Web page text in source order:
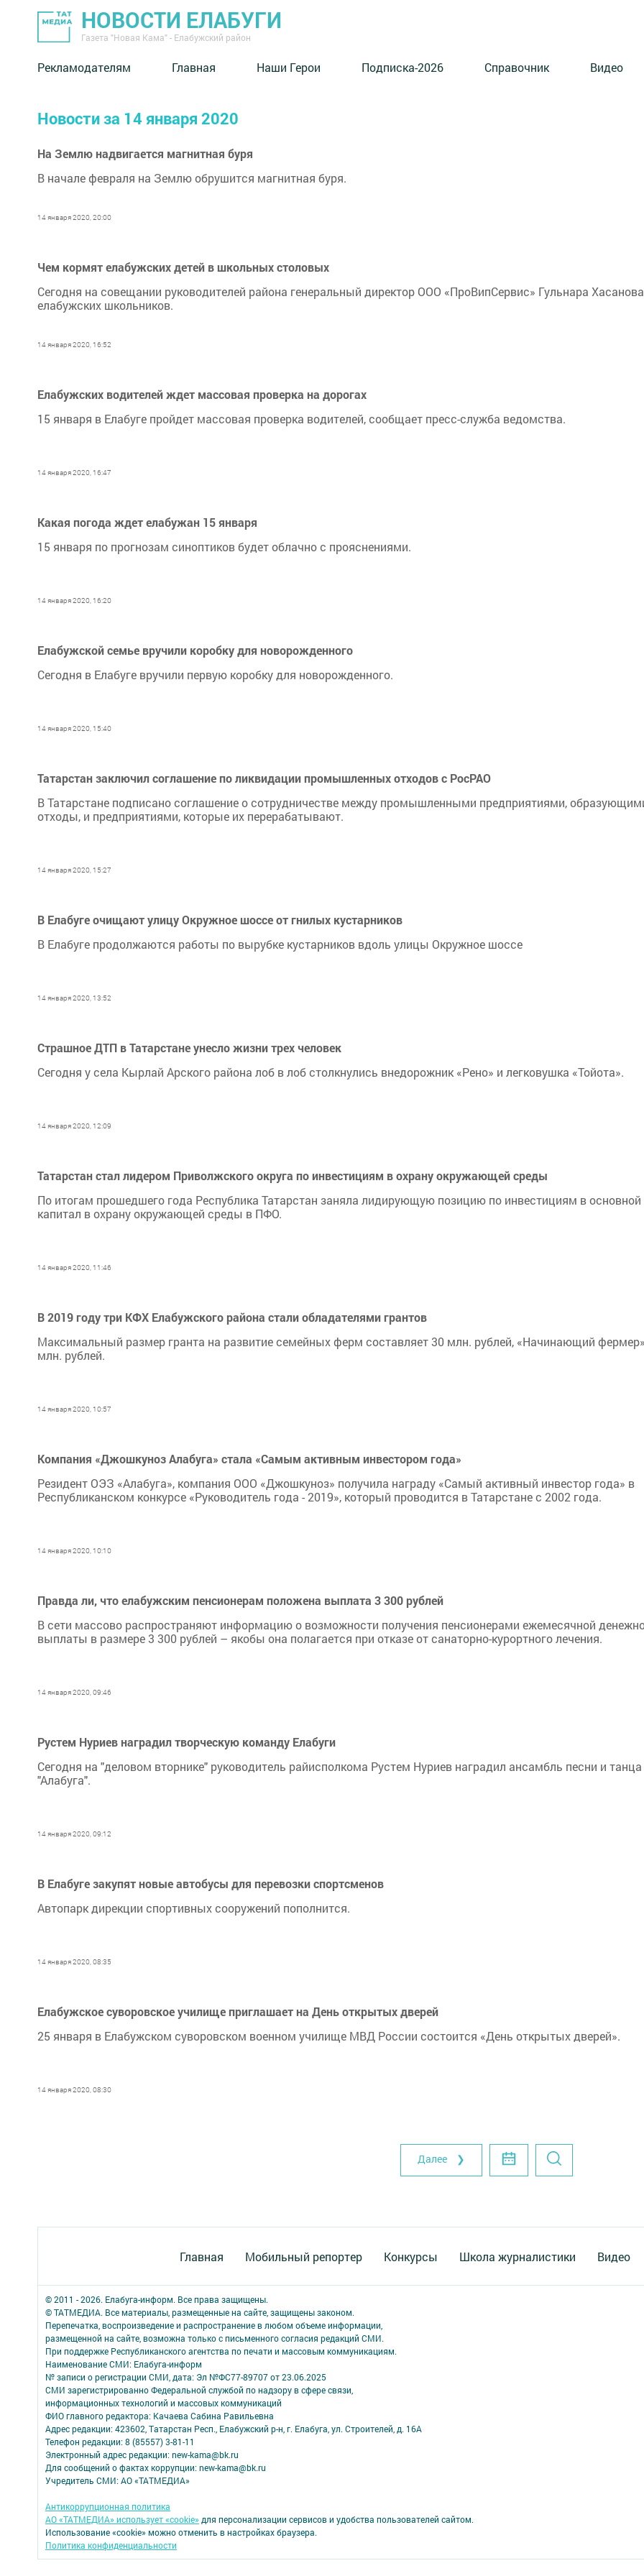
НОВОСТИ ЕЛАБУГИ
Газета "Новая Кама" - Елабужский район
Рекламодателям Главная Наши Герои Подписка-2026 Справочник Видео
Новости за 14 января 2020
На Землю надвигается магнитная буря
В начале февраля на Землю обрушится магнитная буря.
14 января 2020, 20:00
Чем кормят елабужских детей в школьных столовых
Сегодня на совещании руководителей района генеральный директор ООО «ПроВипСервис» Гульнара
елабужских школьников.
14 января 2020, 16:52
Елабужских водителей ждет массовая проверка на дорогах
15 января в Елабуге пройдет массовая проверка водителей, сообщает пресс-служба ведомства.
14 января 2020, 16:47
Какая погода ждет елабужан 15 января
15 января по прогнозам синоптиков будет облачно с прояснениями.
14 января 2020, 16:20
Елабужской семье вручили коробку для новорожденного
Сегодня в Елабуге вручили первую коробку для новорожденного.
14 января 2020, 15:40
Татарстан заключил соглашение по ликвидации промышленных отходов с РосРАО
В Татарстане подписано соглашение о сотрудничестве между промышленными предприятиями,
отходы, и предприятиями, которые их перерабатывают.
14 января 2020, 15:27
В Елабуге очищают улицу Окружное шоссе от гнилых кустарников
В Елабуге продолжаются работы по вырубке кустарников вдоль улицы Окружное шоссе
14 января 2020, 13:52
Страшное ДТП в Татарстане унесло жизни трех человек
Сегодня у села Кырлай Арского района лоб в лоб столкнулись внедорожник «Рено» и легковушка «Тойота».
14 января 2020, 12:09
Татарстан стал лидером Приволжского округа по инвестициям в охрану окружающей среды
По итогам прошедшего года Республика Татарстан заняла лидирующую позицию по инвестициям в основной
капитал в охрану окружающей среды в ПФО.
14 января 2020, 11:46
В 2019 году три КФХ Елабужского района стали обладателями грантов
Максимальный размер гранта на развитие семейных ферм составляет 30 млн. рублей, «Начинающий
млн. рублей.
14 января 2020, 10:57
Компания «Джошкуноз Алабуга» стала «Самым активным инвестором года»
Резидент ОЭЗ «Алабуга», компания ООО «Джошкуноз» получила награду «Самый активный инвестор года» в
Республиканском конкурсе «Руководитель года - 2019», который проводится в Татарстане с 2002 года.
14 января 2020, 10:10
Правда ли, что елабужским пенсионерам положена выплата 3 300 рублей
В сети массово распространяют информацию о возможности получения пенсионерами ежемесячной
выплаты в размере 3 300 рублей – якобы она полагается при отказе от санаторно-курортного лечения.
14 января 2020, 09:46
Рустем Нуриев наградил творческую команду Елабуги
Сегодня на "деловом вторнике" руководитель райисполкома Рустем Нуриев наградил ансамбль песни и танца
"Алабуга".
14 января 2020, 09:12
В Елабуге закупят новые автобусы для перевозки спортсменов
Автопарк дирекции спортивных сооружений пополнится.
14 января 2020, 08:35
Елабужское суворовское училище приглашает на День открытых дверей
25 января в Елабужском суворовском военном училище МВД России состоится «День открытых дверей».
14 января 2020, 08:30
Далее ❯
Главная Мобильный репортер Конкурсы Школа журналистики Видео
© 2011 - 2026. Елабуга-информ. Все права защищены.
© ТАТМЕДИА. Все материалы, размещенные на сайте, защищены законом.
Перепечатка, воспроизведение и распространение в любом объеме информации,
размещенной на сайте, возможна только с письменного согласия редакций СМИ.
При поддержке Республиканского агентства по печати и массовым коммуникациям.
Наименование СМИ: Елабуга-информ
№ записи о регистрации СМИ, дата: Эл №ФС77-89707 от 23.06.2025
СМИ зарегистрированно Федеральной службой по надзору в сфере связи,
информационных технологий и массовых коммуникаций
ФИО главного редактора: Качаева Сабина Равильевна
Адрес редакции: 423602, Татарстан Респ., Елабужский р-н, г. Елабуга, ул. Строителей, д. 16А
Телефон редакции: 8 (85557) 3-81-11
Электронный адрес редакции: new-kama@bk.ru
Для сообщений о фактах коррупции: new-kama@bk.ru
Учредитель СМИ: АО «ТАТМЕДИА»
Антикоррупционная политика
АО «ТАТМЕДИА» использует «cookie» для персонализации сервисов и удобства пользователей сайтом.
Использование «cookie» можно отменить в настройках браузера.
Политика конфиденциальности